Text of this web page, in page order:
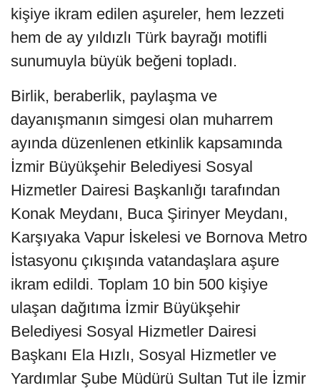
kişiye ikram edilen aşureler, hem lezzeti
hem de ay yıldızlı Türk bayrağı motifli
sunumuyla büyük beğeni topladı.
Birlik, beraberlik, paylaşma ve
dayanışmanın simgesi olan muharrem
ayında düzenlenen etkinlik kapsamında
İzmir Büyükşehir Belediyesi Sosyal
Hizmetler Dairesi Başkanlığı tarafından
Konak Meydanı, Buca Şirinyer Meydanı,
Karşıyaka Vapur İskelesi ve Bornova Metro
İstasyonu çıkışında vatandaşlara aşure
ikram edildi. Toplam 10 bin 500 kişiye
ulaşan dağıtıma İzmir Büyükşehir
Belediyesi Sosyal Hizmetler Dairesi
Başkanı Ela Hızlı, Sosyal Hizmetler ve
Yardımlar Şube Müdürü Sultan Tut ile İzmir